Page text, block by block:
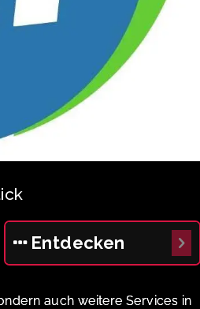
Entdecken
auch weitere Services in